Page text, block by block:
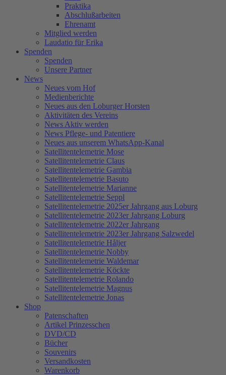
Praktika
Abschlußarbeiten
Ehrenamt
Mitglied werden
Laudatio für Erika
Spenden
Spenden
Unsere Partner
News
Neues vom Hof
Medienberichte
Neues aus den Loburger Horsten
Aktivitäten des Vereins
News Aktiv werden
News Pflege- und Patentiere
Neues aus unserem WhatsApp-Kanal
Satellitentelemetrie Mose
Satellitentelemetrie Claus
Satellitentelemetrie Gambia
Satellitentelemetrie Basuto
Satellitentelemetrie Marianne
Satellitentelemetrie Seppl
Satellitentelemetrie 2025er Jahrgang aus Loburg
Satellitentelemetrie 2023er Jahrgang Loburg
Satellitentelemetrie 2022er Jahrgang
Satellitentelemetrie 2023er Jahrgang Salzwedel
Satellitentelemetrie Håljer
Satellitentelemetrie Nobby
Satellitentelemetrie Waldemar
Satellitentelemetrie Köckte
Satellitentelemetrie Rolando
Satellitentelemetrie Magnus
Satellitentelemetrie Jonas
Shop
Patenschaften
Artikel Prinzesschen
DVD/CD
Bücher
Souvenirs
Versandkosten
Warenkorb